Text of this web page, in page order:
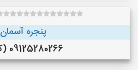
پنجره آسمان
09125280266 (کرج)